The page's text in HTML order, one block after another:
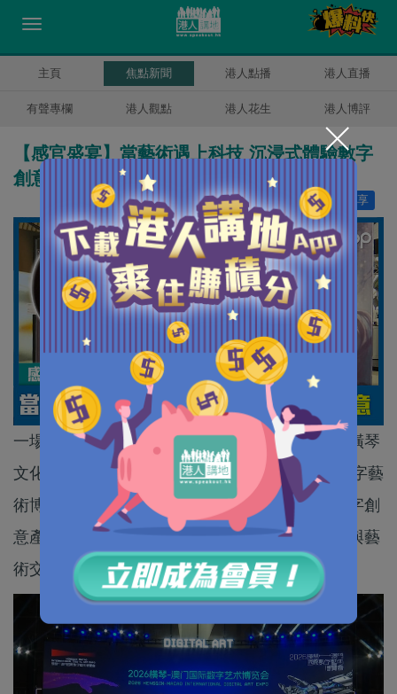
主頁 焦點新聞 港人點播 港人直播
有聲專欄 港人觀點 港人花生 港人博評
【感官盛宴】當藝術遇上科技 沉浸式體驗數字
創意
分享
讚好 1
一場聚焦數字藝術前沿的國際盛會，近日在珠海橫琴
文化藝術中心正式揭幕。2026橫琴－澳門國際數字藝
術博覽會集結文博、文旅、影視、廣告等全球數字創
意產業代表與頂尖藝術家，呈獻一場科技、人文與藝
術交融的感官盛宴。